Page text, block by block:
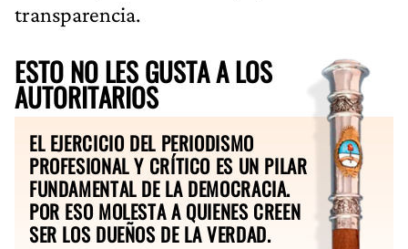
transparencia.
ESTO NO LES GUSTA A LOS
AUTORITARIOS
EL EJERCICIO DEL PERIODISMO
PROFESIONAL Y CRÍTICO ES UN PILAR
FUNDAMENTAL DE LA DEMOCRACIA.
POR ESO MOLESTA A QUIENES CREEN
SER LOS DUEÑOS DE LA VERDAD.